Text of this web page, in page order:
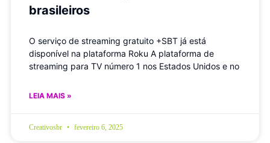
brasileiros
O serviço de streaming gratuito +SBT já está
disponível na plataforma Roku A plataforma de
streaming para TV número 1 nos Estados Unidos e no
LEIA MAIS »
Creativosbr fevereiro 6, 2025